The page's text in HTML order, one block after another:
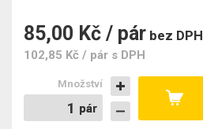
85,00 Kč / pár bez DPH
102,85 Kč / pár s DPH
pár
pár
Množství